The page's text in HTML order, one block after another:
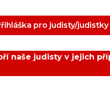
pro judisty/judistky
naše judisty v jejich